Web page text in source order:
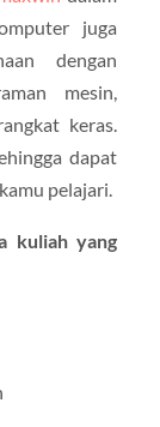
juga
dengan
mesin,
keras.
dapat
pelajari.
kuliah yang